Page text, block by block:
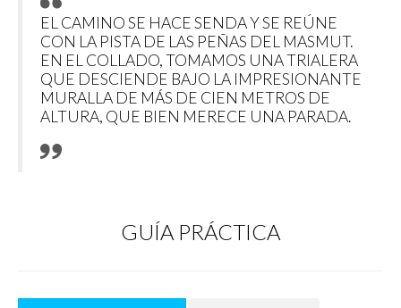
EL CAMINO SE HACE SENDA Y SE REÚNE
CON LA PISTA DE LAS PEÑAS DEL MASMUT.
EN EL COLLADO, TOMAMOS UNA TRIALERA
QUE DESCIENDE BAJO LA IMPRESIONANTE
MURALLA DE MÁS DE CIEN METROS DE
ALTURA, QUE BIEN MERECE UNA PARADA.
GUÍA PRÁCTICA